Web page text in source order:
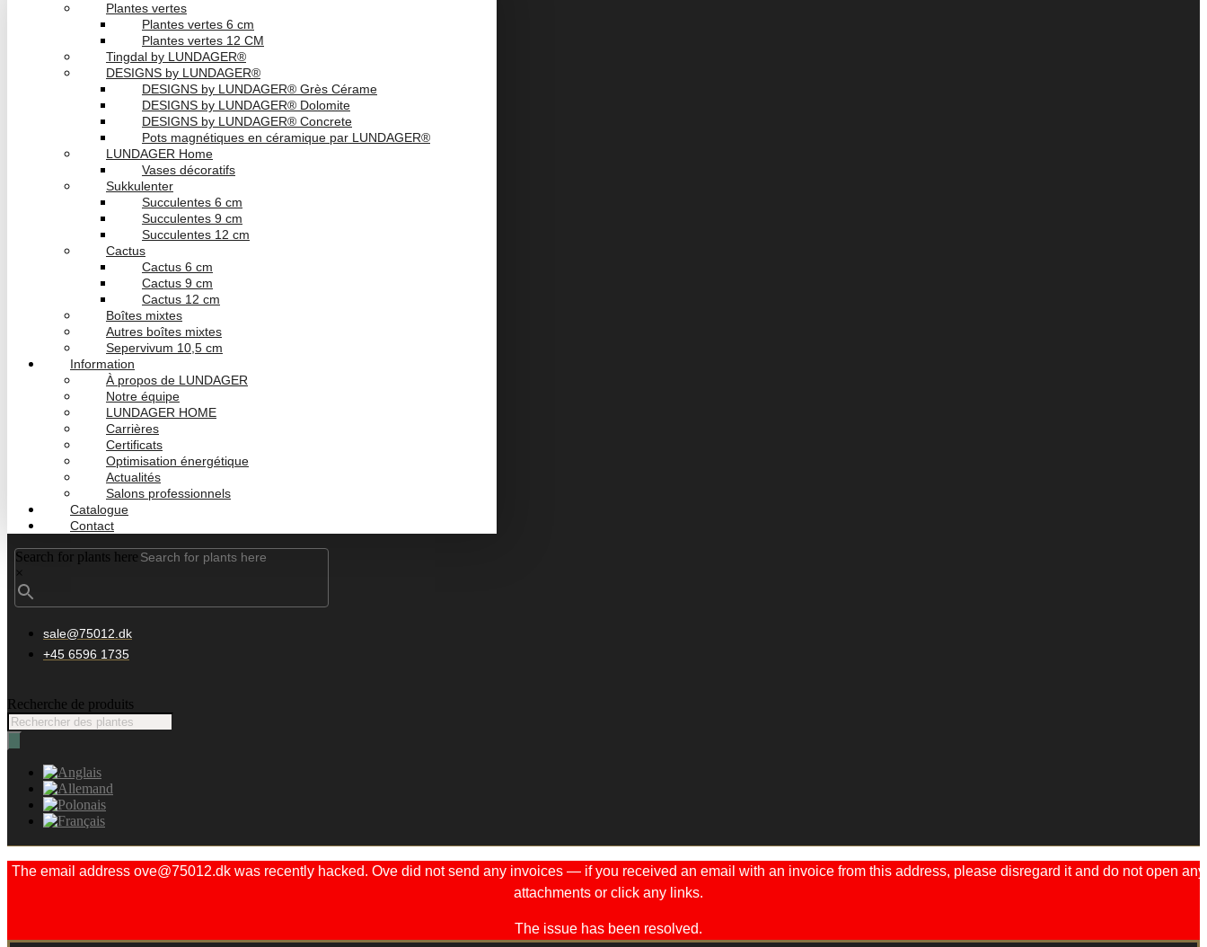
Plantes vertes
Plantes vertes 6 cm
Plantes vertes 12 CM
Tingdal by LUNDAGER®
DESIGNS by LUNDAGER®
DESIGNS by LUNDAGER® Grès Cérame
DESIGNS by LUNDAGER® Dolomite
DESIGNS by LUNDAGER® Concrete
Pots magnétiques en céramique par LUNDAGER®
LUNDAGER Home
Vases décoratifs
Sukkulenter
Succulentes 6 cm
Succulentes 9 cm
Succulentes 12 cm
Cactus
Cactus 6 cm
Cactus 9 cm
Cactus 12 cm
Boîtes mixtes
Autres boîtes mixtes
Sepervivum 10,5 cm
Information
À propos de LUNDAGER
Notre équipe
LUNDAGER HOME
Carrières
Certificats
Optimisation énergétique
Actualités
Salons professionnels
Catalogue
Contact
Search for plants here
×
sale@75012.dk
+45 6596 1735
Recherche de produits
The email address ove@75012.dk was recently hacked. Ove did not send any invoices — if you received an email with an invoice from this address, please disregard it and do not open any
attachments or click any links.
The issue has been resolved.